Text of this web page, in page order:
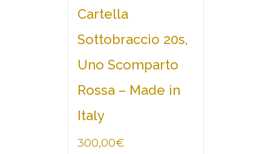
Cartella
Sottobraccio 20s,
Uno Scomparto
Rossa – Made in
Italy
300,00€